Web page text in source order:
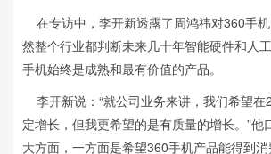
在专访中，李开新透露了周鸿祎对360手
然整个行业都判断未来几十年智能硬件和人
手机始终是成熟和最有价值的产品。
李开新说：“就公司业务来讲，我们希望在
定增长，但我更希望的是有质量的增长。”他
大方面，一方面是希望360手机产品能得到消